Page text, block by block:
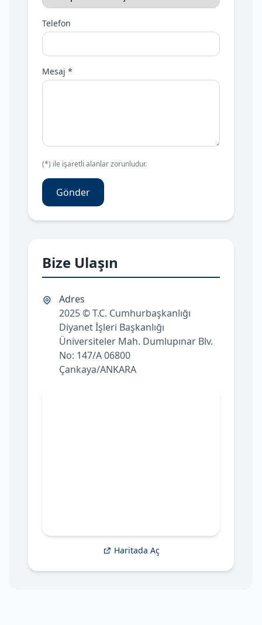
Telefon
Mesaj *
(*) ile işaretli alanlar zorunludur.
Gönder
Bize Ulaşın
Adres
2025 © T.C. Cumhurbaşkanlığı
Diyanet İşleri Başkanlığı
Üniversiteler Mah. Dumlupınar Blv.
No: 147/A 06800
Çankaya/ANKARA
Haritada Aç